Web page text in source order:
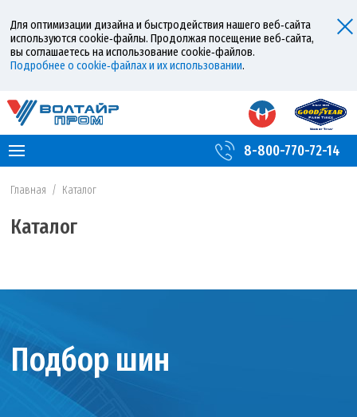
Для оптимизации дизайна и быстродействия нашего веб‑сайта
используются cookie‑файлы. Продолжая посещение веб‑сайта,
вы соглашаетесь на использование cookie‑файлов.
Подробнее о cookie‑файлах и их использовании.
8-800-770-72-14
Главная / Каталог
Каталог
Подбор шин